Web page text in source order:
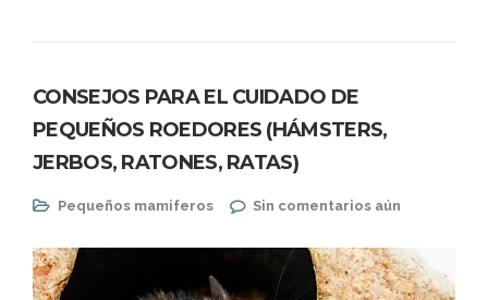
CONSEJOS PARA EL CUIDADO DE
PEQUEÑOS ROEDORES (HÁMSTERS,
JERBOS, RATONES, RATAS)
Pequeños mamiferos Sin comentarios aún